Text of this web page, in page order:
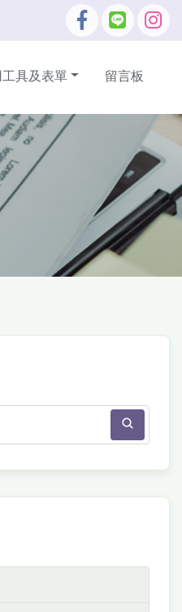
工具及表單 留言板